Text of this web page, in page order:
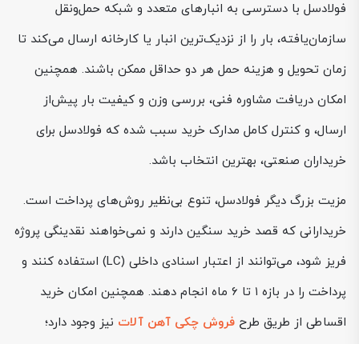
فولادسل با دسترسی به انبارهای متعدد و شبکه حمل‌ونقل
سازمان‌یافته، بار را از نزدیک‌ترین انبار یا کارخانه ارسال می‌کند تا
زمان تحویل و هزینه حمل هر دو حداقل ممکن باشند. همچنین
امکان دریافت مشاوره فنی، بررسی وزن و کیفیت بار پیش‌از
ارسال، و کنترل کامل مدارک خرید سبب شده که فولادسل برای
خریداران صنعتی، بهترین انتخاب باشد.
مزیت بزرگ دیگر فولادسل، تنوع بی‌نظیر روش‌های پرداخت است.
خریدارانی که قصد خرید سنگین دارند و نمی‌خواهند نقدینگی پروژه
فریز شود، می‌توانند از اعتبار اسنادی داخلی (LC) استفاده کنند و
پرداخت را در بازه ۱ تا ۶ ماه انجام دهند. همچنین امکان خرید
اقساطی از طریق طرح فروش چکی آهن آلات نیز وجود دارد؛